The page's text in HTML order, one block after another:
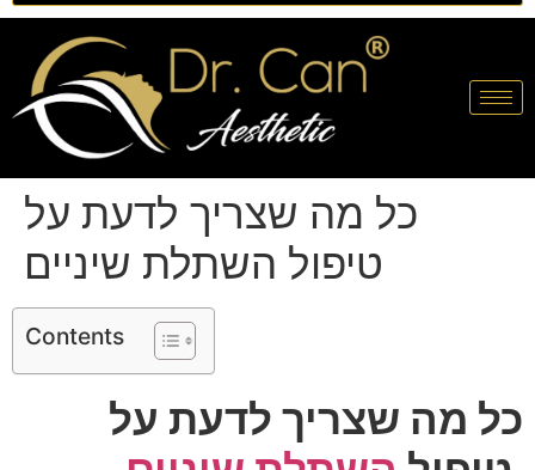
כל מה שצריך לדעת על
טיפול השתלת שיניים
Contents
כל מה שצריך לדעת על